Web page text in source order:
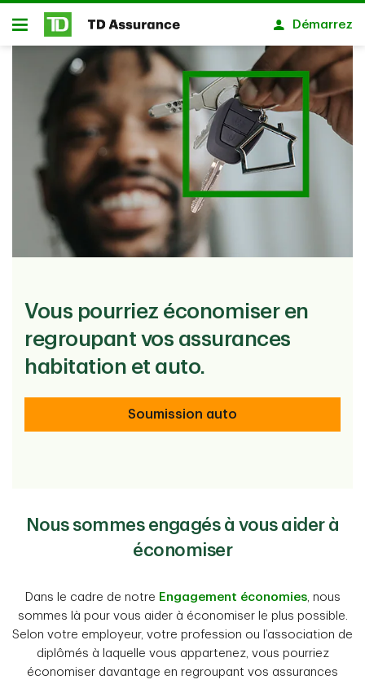
Passer au contenu principal
Ouvert
Démarrez
Vous pourriez économiser en
regroupant vos assurances
habitation et auto.
Soumission auto
Nous sommes engagés à vous aider à
économiser
Dans le cadre de notre Engagement économies, nous
sommes là pour vous aider à économiser le plus possible.
Selon votre employeur, votre profession ou l’association de
diplômés à laquelle vous appartenez, vous pourriez
économiser davantage en regroupant vos assurances